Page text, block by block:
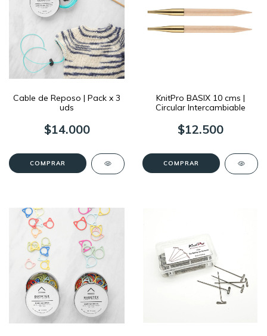
Cable de Reposo | Pack x 3
uds
$14.000
COMPRAR
KnitPro BASIX 10 cms |
Circular Intercambiable
$12.500
COMPRAR